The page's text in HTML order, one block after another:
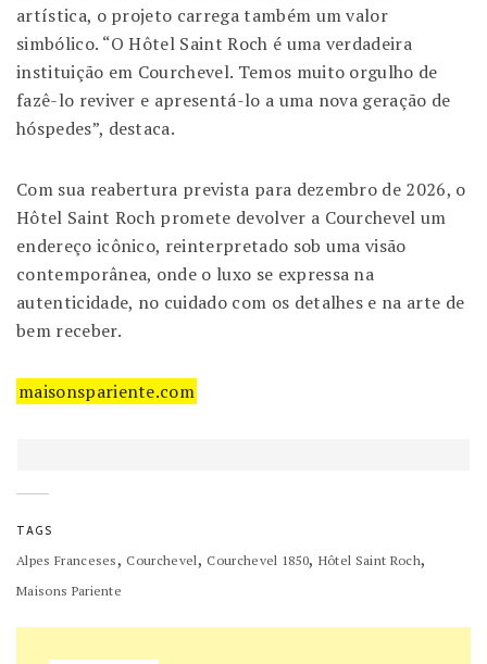
artística, o projeto carrega também um valor
simbólico. “O Hôtel Saint Roch é uma verdadeira
instituição em Courchevel. Temos muito orgulho de
fazê-lo reviver e apresentá-lo a uma nova geração de
hóspedes”, destaca.
Com sua reabertura prevista para dezembro de 2026, o
Hôtel Saint Roch promete devolver a Courchevel um
endereço icônico, reinterpretado sob uma visão
contemporânea, onde o luxo se expressa na
autenticidade, no cuidado com os detalhes e na arte de
bem receber.
maisonspariente.com
TAGS
Alpes Franceses, Courchevel, Courchevel 1850, Hôtel Saint Roch,
Maisons Pariente